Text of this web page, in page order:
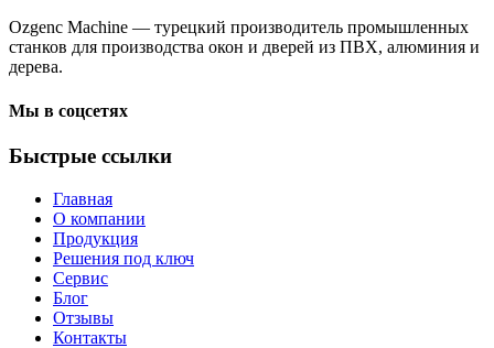
Ozgenc Machine — турецкий производитель промышленных
станков для производства окон и дверей из ПВХ, алюминия и
дерева.
Мы в соцсетях
Быстрые ссылки
Главная
О компании
Продукция
Решения под ключ
Сервис
Блог
Отзывы
Контакты